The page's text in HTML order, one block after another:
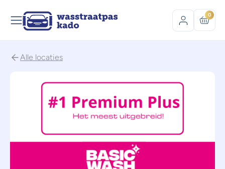
0
Alle locaties